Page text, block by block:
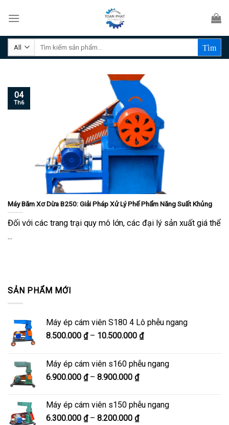
Tìm
SẢN PHẨM MỚI
Máy ép cám viên S180 4 Lô phễu ngang
8.500.000 ₫ – 10.500.000 ₫Khoảng
8.500.000 ₫
Máy ép cám viên s160 phễu ngang
6.900.000 ₫ – 8.900.000 ₫Khoảng
từ
6.900.000 ₫
đến
Máy ép cám viên s150 phễu ngang
6.300.000 ₫ – 8.200.000 ₫Khoảng
Máy Băm Xơ Dừa B250: Giải Pháp Xử Lý Phế Phẩm Năng Suất Khủng
Đối với các trang trại quy mô lớn, các đại lý sản xuất giá thể
...
04
Th6